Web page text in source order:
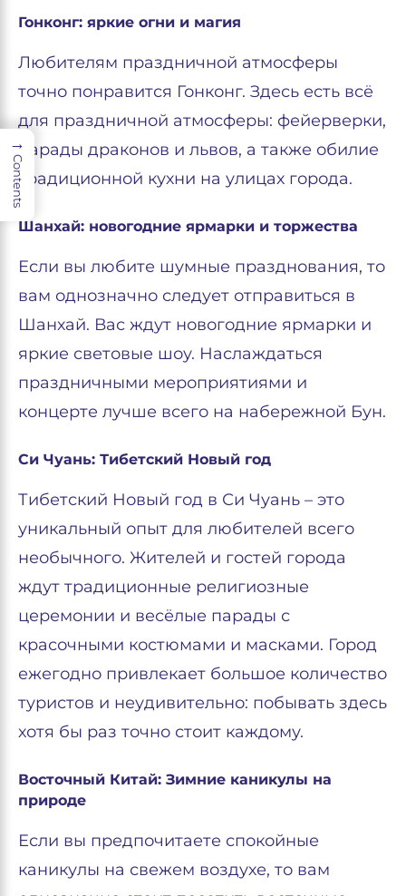
Гонконг: яркие огни и магия
Любителям праздничной атмосферы
точно понравится Гонконг. Здесь есть всё
для праздничной атмосферы: фейерверки,
парады драконов и львов, а также обилие
традиционной кухни на улицах города.
Шанхай: новогодние ярмарки и торжества
Если вы любите шумные празднования, то
вам однозначно следует отправиться в
Шанхай. Вас ждут новогодние ярмарки и
яркие световые шоу. Наслаждаться
праздничными мероприятиями и
концерте лучше всего на набережной Бун.
Си Чуань: Тибетский Новый год
Тибетский Новый год в Си Чуань – это
уникальный опыт для любителей всего
необычного. Жителей и гостей города
ждут традиционные религиозные
церемонии и весёлые парады с
красочными костюмами и масками. Город
ежегодно привлекает большое количество
туристов и неудивительно: побывать здесь
хотя бы раз точно стоит каждому.
Восточный Китай: Зимние каникулы на
природе
Если вы предпочитаете спокойные
каникулы на свежем воздухе, то вам
→
Contents